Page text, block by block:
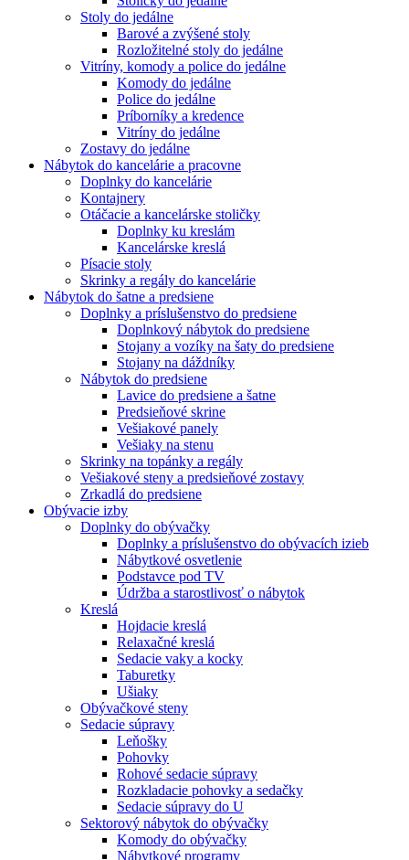
Stoly do jedálne
Barové a zvýšené stoly
Rozložitelné stoly do jedálne
Vitríny, komody a police do jedálne
Komody do jedálne
Police do jedálne
Príborníky a kredence
Vitríny do jedálne
Zostavy do jedálne
Nábytok do kancelárie a pracovne
Doplnky do kancelárie
Kontajnery
Otáčacie a kancelárske stoličky
Doplnky ku kreslám
Kancelárske kreslá
Písacie stoly
Skrinky a regály do kancelárie
Nábytok do šatne a predsiene
Doplnky a príslušenstvo do predsiene
Doplnkový nábytok do predsiene
Stojany a vozíky na šaty do predsiene
Stojany na dáždníky
Nábytok do predsiene
Lavice do predsiene a šatne
Predsieňové skrine
Vešiakové panely
Vešiaky na stenu
Skrinky na topánky a regály
Vešiakové steny a predsieňové zostavy
Zrkadlá do predsiene
Obývacie izby
Doplnky do obývačky
Doplnky a príslušenstvo do obývacích izieb
Nábytkové osvetlenie
Podstavce pod TV
Údržba a starostlivosť o nábytok
Kreslá
Hojdacie kreslá
Relaxačné kreslá
Sedacie vaky a kocky
Taburetky
Ušiaky
Obývačkové steny
Sedacie súpravy
Leňošky
Pohovky
Rohové sedacie súpravy
Rozkladacie pohovky a sedačky
Sedacie súpravy do U
Sektorový nábytok do obývačky
Komody do obývačky
Nábytkové programy